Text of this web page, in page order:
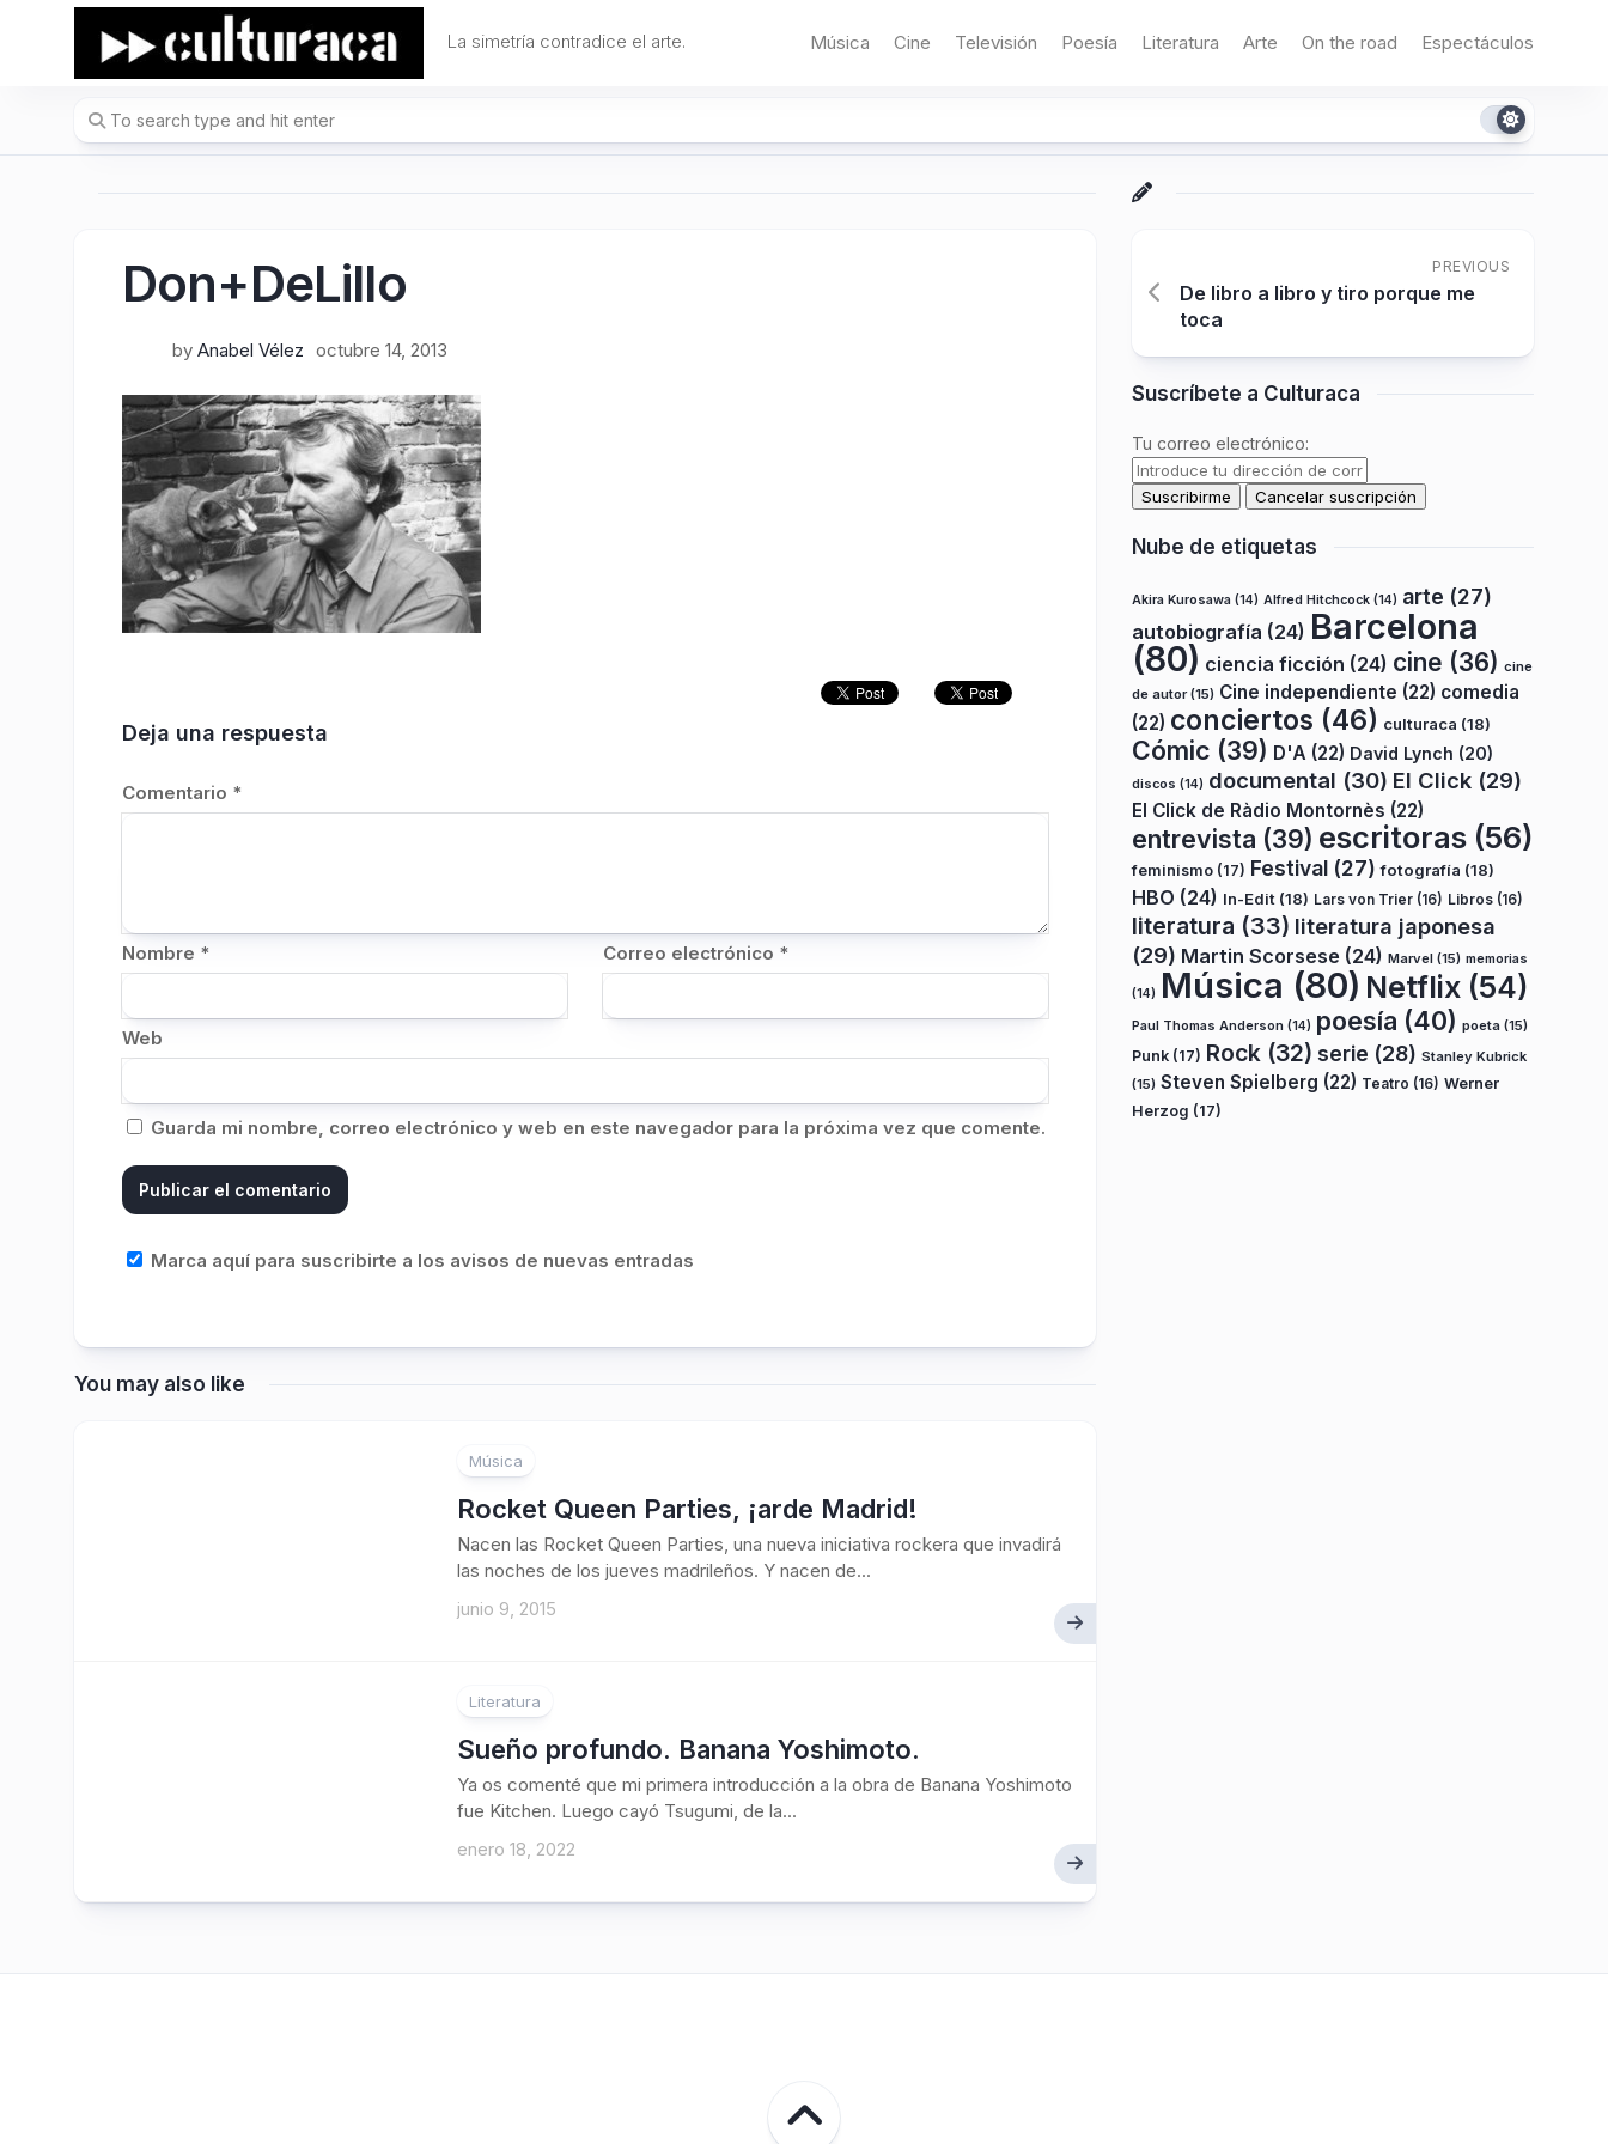
La simetría contradice el arte. Música Cine Televisión Poesía Literatura Arte On the road Espectáculos
Don+DeLillo
by Anabel Vélez octubre 14, 2013
Deja una respuesta
Comentario *
Nombre * Correo electrónico *
Web
Guarda mi nombre, correo electrónico y web en este navegador para la próxima vez que comente.
Marca aquí para suscribirte a los avisos de nuevas entradas
You may also like
Música
Rocket Queen Parties, ¡arde Madrid!
Nacen las Rocket Queen Parties, una nueva iniciativa rockera que invadirá
las noches de los jueves madrileños. Y nacen de...
junio 9, 2015
Literatura
Sueño profundo. Banana Yoshimoto.
Ya os comenté que mi primera introducción a la obra de Banana Yoshimoto
fue Kitchen. Luego cayó Tsugumi, de la...
enero 18, 2022
PREVIOUS
De libro a libro y tiro porque me
toca
Suscríbete a Culturaca
Tu correo electrónico:
Nube de etiquetas
Akira Kurosawa (14) Alfred Hitchcock (14) arte (27)
autobiografía (24) Barcelona
(80) ciencia ficción (24) cine (36) cine
de autor(15) Cine independiente (22) comedia
(22) conciertos (46) culturaca (18)
Cómic (39) D'A (22) David Lynch (20)
discos (14) documental (30) El Click (29)
El Click de Ràdio Montornès (22)
entrevista (39) escritoras (56)
feminismo (17) Festival (27) fotografía (18)
HBO (24) In-Edit (18) Lars von Trier (16) Libros (16)
literatura (33) literatura japonesa
(29) Martin Scorsese (24) Marvel (15) memorias
(14) Música (80) Netflix (54)
Paul Thomas Anderson (14) poesía (40) poeta (15)
Punk (17) Rock (32) serie (28) Stanley Kubrick
(15) Steven Spielberg (22) Teatro (16) Werner
Herzog (17)